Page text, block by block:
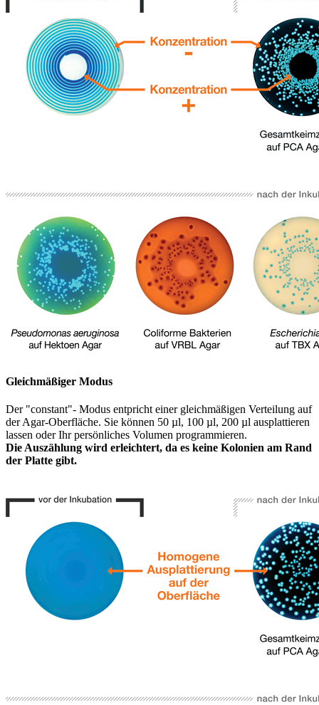
Gleichmäßiger Modus
Der "constant"- Modus entpricht einer gleichmäßigen Verteilung auf
der Agar-Oberfläche. Sie können 50 µl, 100 µl, 200 µl ausplattieren
lassen oder Ihr persönliches Volumen programmieren.
Die Auszählung wird erleichtert, da es keine Kolonien am Rand
der Platte gibt.